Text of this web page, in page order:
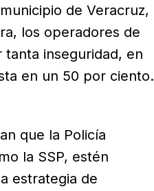
de Veracruz,
los operadores de
inseguridad, en
en un 50 por ciento.
que la Policía
la SSP, estén
estrategia de